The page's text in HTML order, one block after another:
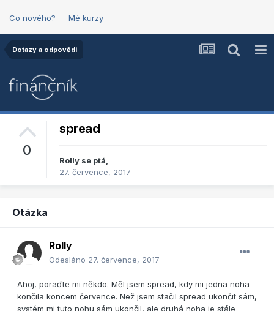
Co nového? Mé kurzy
Dotazy a odpovědi
0
spread
Rolly se ptá,
27. července, 2017
Otázka
Rolly
Odesláno 27. července, 2017
Ahoj, poraďte mi někdo. Měl jsem spread, kdy mi jedna noha
končila koncem července. Než jsem stačil spread ukončit sám,
systém mi tuto nohu sám ukončil, ale druhá noha je stále